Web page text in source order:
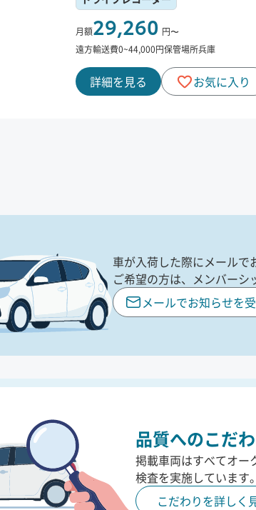
月額29,260 円〜
遠方輸送費0~44,000円保管場所兵庫
詳細を見る お気に入り
車が入荷した際にメールで
ご希望の方は、メンバーシ
メールでお知らせを
品質へのこだ
掲載車両はすべてオー
検査を実施しています。
こだわりを詳しく